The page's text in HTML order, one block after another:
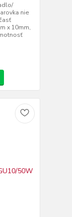
nie
x 10mm,